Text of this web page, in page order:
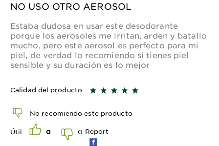
NO USO OTRO AEROSOL
Estaba dudosa en usar este desodorante
porque los aerosoles me irritan, arden y batallo
mucho, pero este aerosol es perfecto para mi
piel, de verdad lo recomiendo si tienes piel
sensible y su duración es lo mejor
Calidad del producto
No recomiendo este producto
Útil 0 0 Report